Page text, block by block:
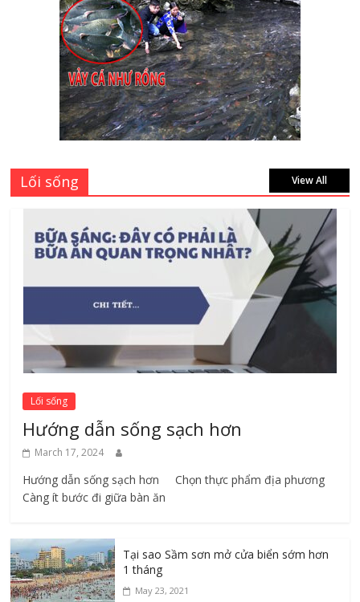
giá bao nhiêu tại 3 đại lý lớn có tiếng ở
Tphcm hiện nay?
July 9, 2026
Bảng giá vách ngăn nhôm kính cửa lùa
Siêu Rẻ mới nhất 2026 – Chất lượng cực
đỉnh
August 7, 2026
Lối sống View All
Lối sống
Hướng dẫn sống sạch hơn
March 17, 2024
Hướng dẫn sống sạch hơn Chọn thực phẩm địa phương ​
Càng ít bước đi giữa bàn ăn
Tại sao Sầm sơn mở cửa biển sớm hơn
1 tháng
May 23, 2021